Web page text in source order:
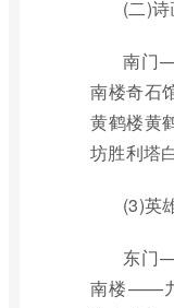
(二)
南门
南楼奇石
黄鹤楼黄
坊胜利塔
(3)英
东门
南楼——